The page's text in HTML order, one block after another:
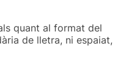
quant al format del
de lletra, ni espaiat,